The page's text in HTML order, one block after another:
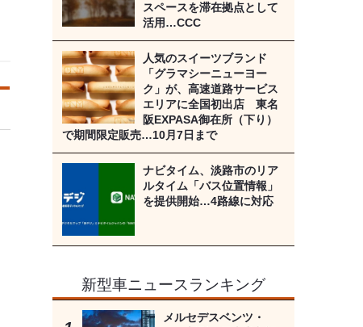
スペースを滞在拠点として
活用…CCC
人気のスイーツブランド
「グラマシーニューヨー
ク」が、高速道路サービス
エリアに全国初出店 東名
阪EXPASA御在所（下り）
で期間限定販売…10月7日まで
ナビタイム、淡路市のリア
ルタイム「バス位置情報」
を提供開始…4路線に対応
新型車ニュースランキング
メルセデスベンツ・